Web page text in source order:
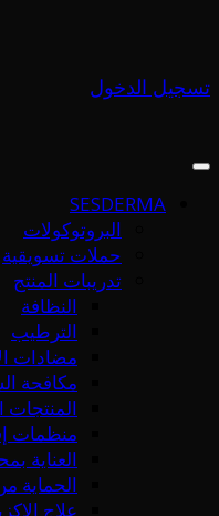
تسجيل الدخول
SESDERMA
البروتوكولات
حملات تسويقية
تدريبات المنتج
النظافة
الترطيب
مضادات
مكافحة
المنتجات
منظمات
العناية
الحماية
علاج